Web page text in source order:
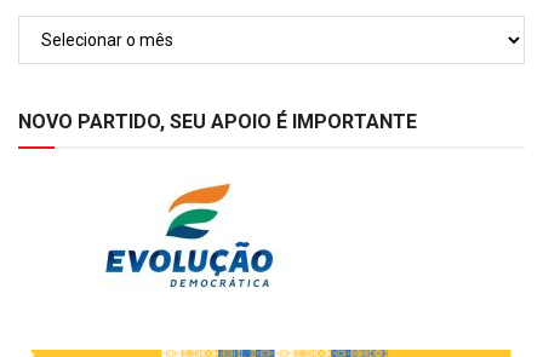
Arquivos
NOVO PARTIDO, SEU APOIO É IMPORTANTE